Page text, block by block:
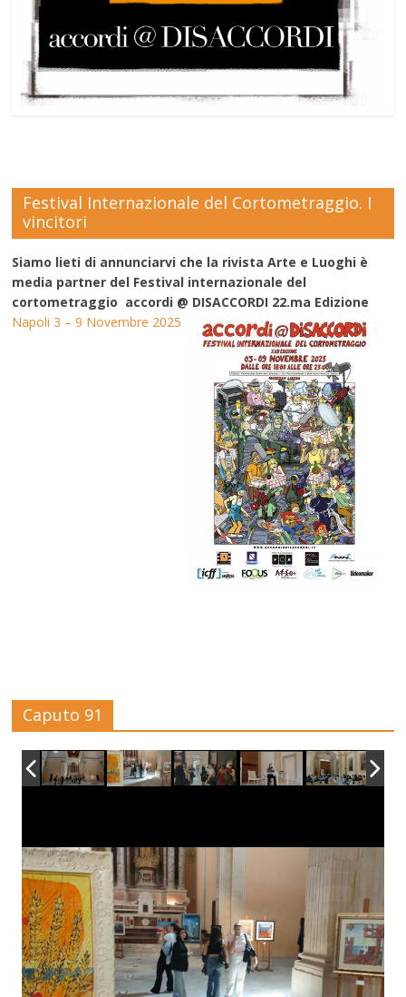
Festival Internazionale del Cortometraggio. I
vincitori
Siamo lieti di annunciarvi che la rivista Arte e Luoghi è
media partner del Festival internazionale del
cortometraggio accordi @ DISACCORDI 22.ma Edizione
Napoli 3 – 9 Novembre 2025
Caputo 91